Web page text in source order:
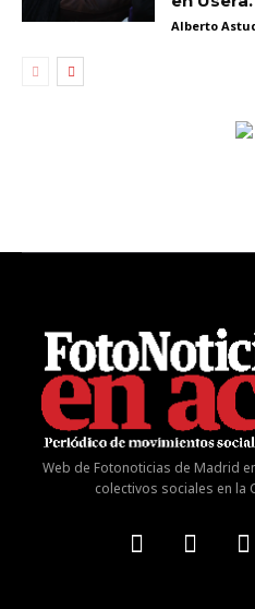
Alberto
Web de Fotonoticias de Madrid
colectivos sociales en la